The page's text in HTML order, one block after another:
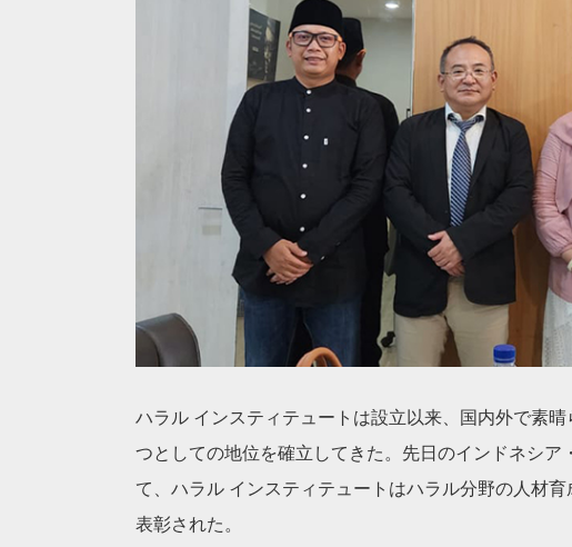
ハラル インスティテュートは設立以来、国内外で素
つとしての地位を確立してきた。先日のインドネシ
て、ハラル インスティテュートはハラル分野の人材
表彰された。